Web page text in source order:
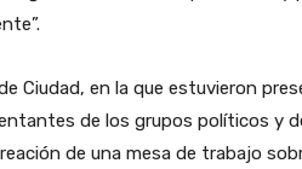
Ciudad, en la que estuvieron
de los grupos políticos y
de una mesa de trabajo